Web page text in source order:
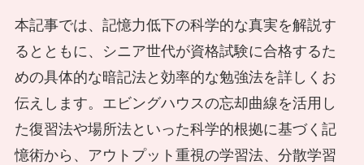
本記事では、記憶力低下の科学的な真実を解説す
るとともに、シニア世代が資格試験に合格するた
めの具体的な暗記法と効率的な勉強法を詳しくお
伝えします。エビングハウスの忘却曲線を活用し
た復習法や場所法といった科学的根拠に基づく記
憶術から、アウトプット重視の学習法、分散学習